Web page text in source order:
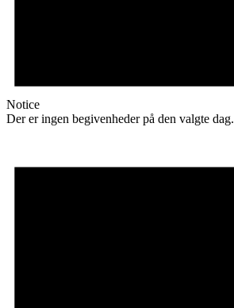
Notice
Der er ingen begivenheder på den valgte dag.